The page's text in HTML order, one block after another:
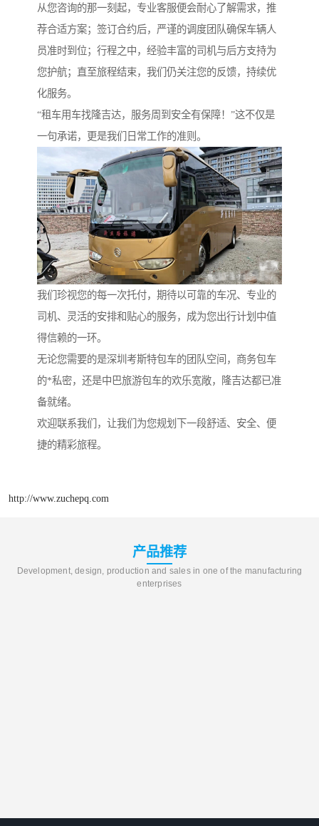
从您咨询的那一刻起，专业客服便会耐心了解需求，推
荐合适方案；签订合约后，严谨的调度团队确保车辆人
员准时到位；行程之中，经验丰富的司机与后方支持为
您护航；直至旅程结束，我们仍关注您的反馈，持续优
化服务。
“租车用车找隆吉达，服务周到安全有保障！”这不仅是
一句承诺，更是我们日常工作的准则。
我们珍视您的每一次托付，期待以可靠的车况、专业的
司机、灵活的安排和贴心的服务，成为您出行计划中值
得信赖的一环。
无论您需要的是深圳考斯特包车的团队空间，商务包车
的*私密，还是中巴旅游包车的欢乐宽敞，隆吉达都已准
备就绪。
欢迎联系我们，让我们为您规划下一段舒适、安全、便
捷的精彩旅程。
http://www.zuchepq.com
产品推荐
Development, design, production and sales in one of the manufacturing
enterprises